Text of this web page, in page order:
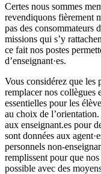
Certes nous sommes
revendiquons fièrement
pas des consommateurs
missions qui s’y
ce fait nos postes
d’enseignant·es.
Vous considérez que les
remplacer nos collègues
essentielles pour les
au choix de
aux enseignant.es pour
sont données aux
personnels non-
remplissent pour que
possible avec des